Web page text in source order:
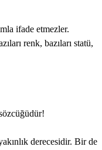
ifade etmezler.
renk, bazıları statü,
derecesidir. Bir de